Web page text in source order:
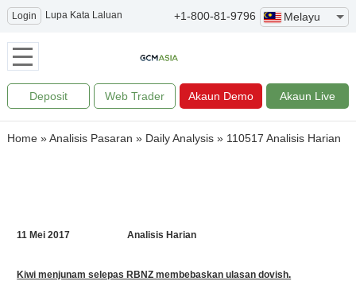
+1-800-81-9796 Melayu
Login Lupa Kata Laluan
Deposit Web Trader Akaun Demo Akaun Live
Home »Analisis Pasaran » Daily Analysis »110517 Analisis Harian
11 Mei 2017 Analisis Harian
Kiwi menjunam selepas RBNZ membebaskan ulasan dovish.